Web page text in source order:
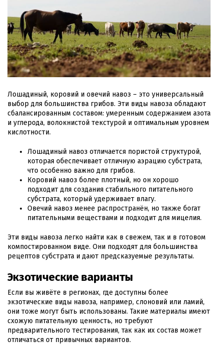
Лошадиный, коровий и овечий навоз – это универсальный
выбор для большинства грибов. Эти виды навоза обладают
сбалансированным составом: умеренным содержанием азота
и углерода, волокнистой текстурой и оптимальным уровнем
кислотности.
Лошадиный навоз отличается пористой структурой,
которая обеспечивает отличную аэрацию субстрата,
что особенно важно для грибов.
Коровий навоз более плотный, но он хорошо
подходит для создания стабильного питательного
субстрата, который удерживает влагу.
Овечий навоз менее распространён, но также богат
питательными веществами и подходит для мицелия.
Эти виды навоза легко найти как в свежем, так и в готовом
компостированном виде. Они подходят для большинства
рецептов субстрата и дают предсказуемые результаты.
Экзотические варианты
Если вы живёте в регионах, где доступны более
экзотические виды навоза, например, слоновий или ламий,
они тоже могут быть использованы. Такие материалы имеют
схожую питательную ценность, но требуют
предварительного тестирования, так как их состав может
отличаться от привычных вариантов.